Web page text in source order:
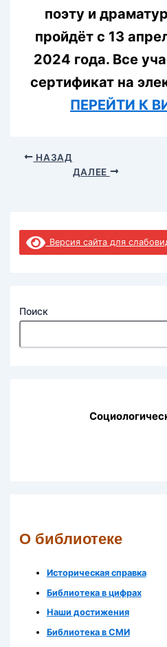
поэту и
пройдёт с 13
2024 года. Все
сертификат на
ПЕРЕЙТИ К
НАЗАД
ДАЛЕЕ
Версия сайта для
Поиск
О библиотеке
Историческая справка
Библиотека в цифрах
Наши достижения
Библиотека в СМИ